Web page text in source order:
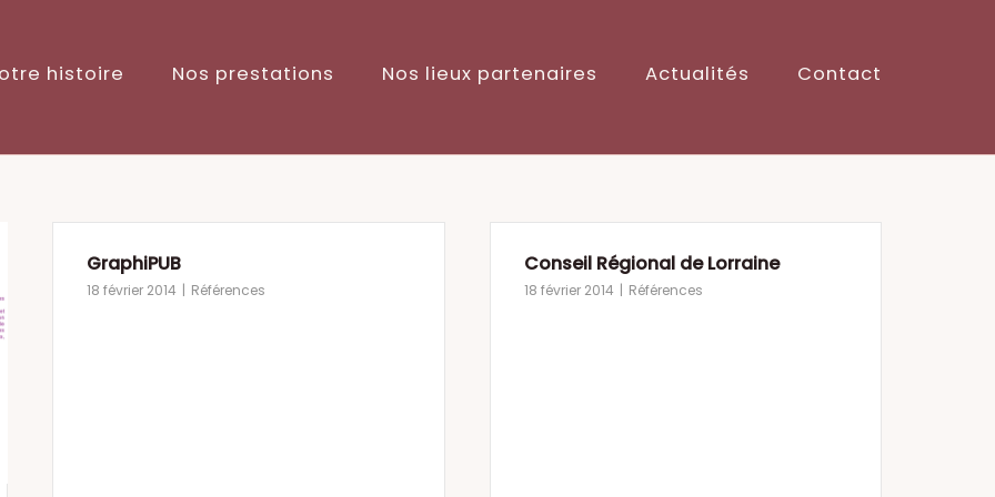
histoire Nos prestations Nos lieux partenaires Actualités Contact
GraphiPUB
18 février 2014 Références
Conseil Régional de Lorraine
18 février 2014 Références